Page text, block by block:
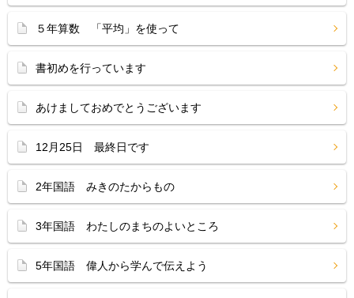
５年算数 「平均」を使って
書初めを行っています
あけましておめでとうございます
12月25日 最終日です
2年国語 みきのたからもの
3年国語 わたしのまちのよいところ
5年国語 偉人から学んで伝えよう